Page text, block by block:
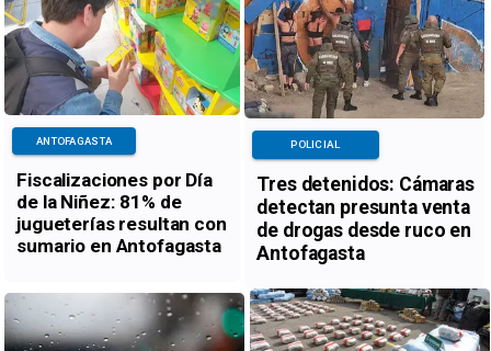
Fiscalizaciones por Día
de la Niñez: 81% de
jugueterías resultan con
sumario en Antofagasta
ANTOFAGASTA
Tres detenidos: Cámaras
detectan presunta venta
de drogas desde ruco en
Antofagasta
POLICIAL